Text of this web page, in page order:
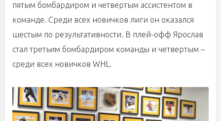
пятым бомбардиром и четвертым ассистентом в
команде. Среди всех новичков лиги он оказался
шестым по результативности. В плей-офф Ярослав
стал третьим бомбардиром команды и четвертым –
среди всех новичков WHL.